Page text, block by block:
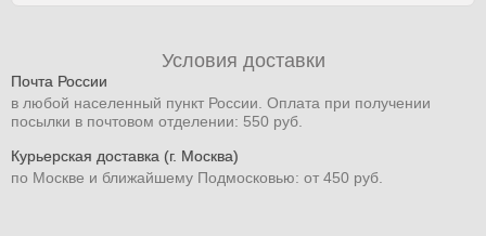
Условия доставки
Почта России
в любой населенный пункт России. Оплата при получении
посылки в почтовом отделении: 550 руб.
Курьерская доставка (г. Москва)
по Москве и ближайшему Подмосковью: от 450 руб.